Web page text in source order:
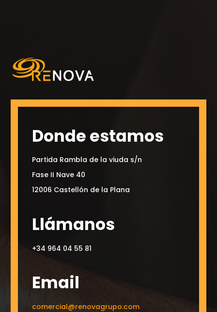
Donde estamos
Partida Rambla de la viuda s/n
Fase II Nave 40
12006 Castellón de la Plana
Llámanos
+34 964 04 55 81
Email
comercial@renovagrupo.com